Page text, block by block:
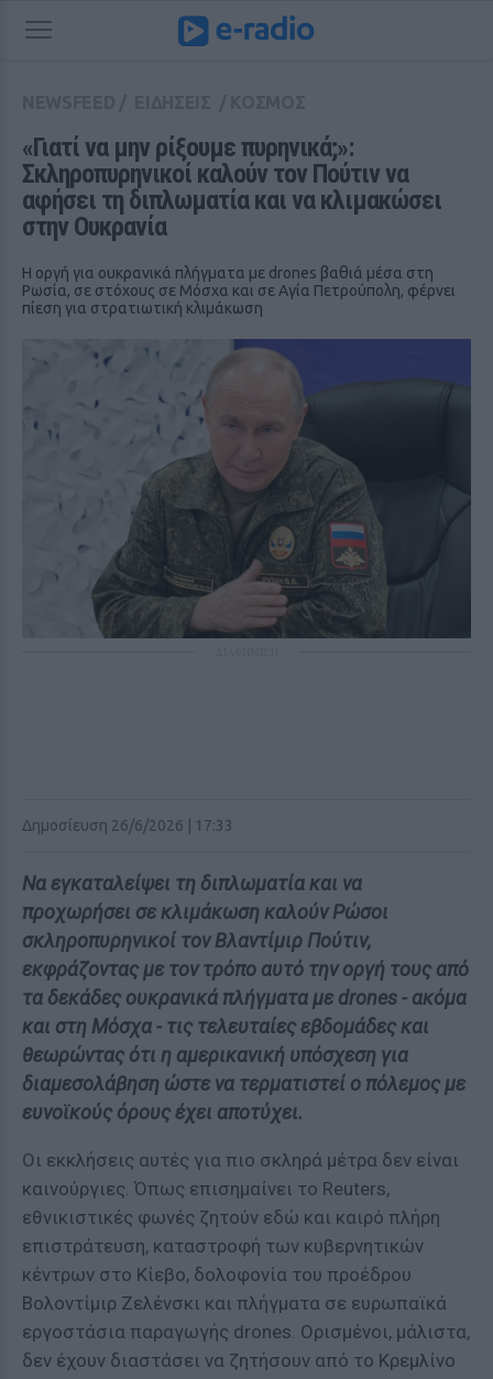
«Γιατί να μην ρίξουμε πυρηνικά;»:
Σκληροπυρηνικοί καλούν τον Πούτιν να
αφήσει τη διπλωματία και να κλιμακώσει
στην Ουκρανία
Η οργή για ουκρανικά πλήγματα με drones βαθιά μέσα στη
Ρωσία, σε στόχους σε Μόσχα και σε Αγία Πετρούπολη, φέρνει
πίεση για στρατιωτική κλιμάκωση
Δημοσίευση 26/6/2026 | 17:33
Να εγκαταλείψει τη διπλωματία και να
προχωρήσει σε κλιμάκωση καλούν Ρώσοι
σκληροπυρηνικοί τον Βλαντίμιρ Πούτιν,
εκφράζοντας με τον τρόπο αυτό την οργή τους από
τα δεκάδες ουκρανικά πλήγματα με drones - ακόμα
και στη Μόσχα - τις τελευταίες εβδομάδες και
θεωρώντας ότι η αμερικανική υπόσχεση για
διαμεσολάβηση ώστε να τερματιστεί ο πόλεμος με
ευνοϊκούς όρους έχει αποτύχει.
Οι εκκλήσεις αυτές για πιο σκληρά μέτρα δεν είναι
καινούργιες. Όπως επισημαίνει το Reuters,
εθνικιστικές φωνές ζητούν εδώ και καιρό πλήρη
επιστράτευση, καταστροφή των κυβερνητικών
κέντρων στο Κίεβο, δολοφονία του προέδρου
Βολοντίμιρ Ζελένσκι και πλήγματα σε ευρωπαϊκά
εργοστάσια παραγωγής drones. Ορισμένοι, μάλιστα,
δεν έχουν διαστάσει να ζητήσουν από το Κρεμλίνο